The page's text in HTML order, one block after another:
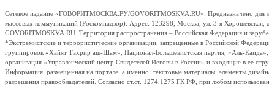
Сетевое издание «ГОВОРИТМОСКВА.РУ/GOVORITMOSKVA.RU». Предназначено для
массовых коммуникаций (Роскомнадзор). Адрес: 123298, Москва, ул. 3-я
GOVORITMOSKVA.RU. Территория распространения – Российская Федерация и
*Экстремистские и террористические организации, запрещенные в Российской
группировок «Хайят Тахрир аш-Шам», Национал-Большевистская партия, «Аль-
организация «Управленческий центр Свидетелей Иеговы в России» и входящие в ее
Информация, размещенная на портале, а именно: текстовые материалы, элементы
разрешения правообладателей. Согласно ст.ст. 1274,1275 ГК РФ, при любом